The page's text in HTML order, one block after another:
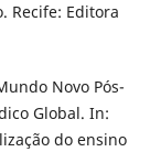
Recife: Editora
Novo Pós-
Global. In:
do ensino